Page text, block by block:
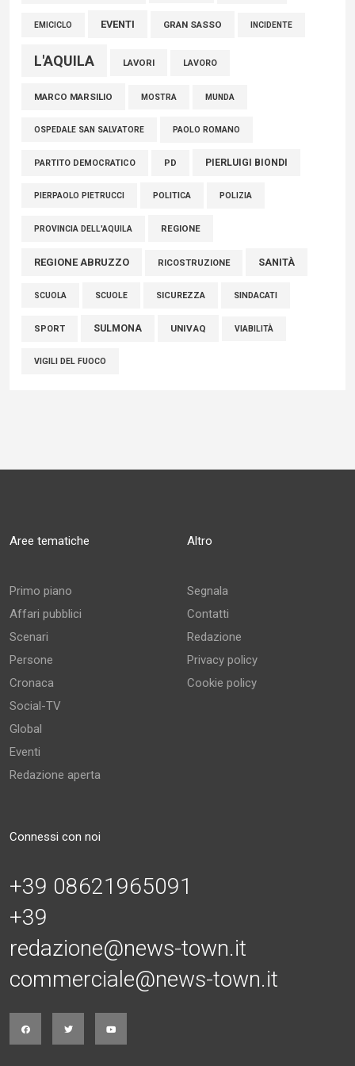
EMICICLO EVENTI GRAN SASSO INCIDENTE
L'AQUILA LAVORI LAVORO
MARCO MARSILIO MOSTRA MUNDA
OSPEDALE SAN SALVATORE PAOLO ROMANO
PARTITO DEMOCRATICO PD PIERLUIGI BIONDI
PIERPAOLO PIETRUCCI POLITICA POLIZIA
PROVINCIA DELL'AQUILA REGIONE
REGIONE ABRUZZO RICOSTRUZIONE SANITÀ
SCUOLA SCUOLE SICUREZZA SINDACATI
SPORT SULMONA UNIVAQ VIABILITÀ
VIGILI DEL FUOCO
Aree tematiche
Primo piano
Affari pubblici
Scenari
Persone
Cronaca
Social-TV
Global
Eventi
Redazione aperta
Altro
Segnala
Contatti
Redazione
Privacy policy
Cookie policy
Connessi con noi
+39 08621965091
+39
redazione@news-town.it
commerciale@news-town.it